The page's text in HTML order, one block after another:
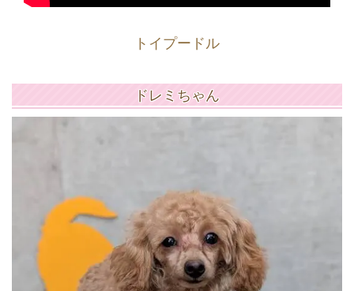
トイプードル
ドレミちゃん